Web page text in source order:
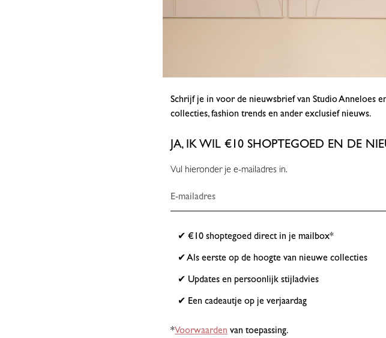
Schrijf je in voor de nieuwsbrief van Studio Anneloes
collecties, fashion trends en ander exclusief nieuws.
JA, IK WIL €10 SHOPTEGOED EN DE
Vul hieronder je e-mailadres in.
✔ €10 shoptegoed direct in je mailbox*
✔ Als eerste op de hoogte van nieuwe collecties
✔ Updates en persoonlijk stijladvies
✔ Een cadeautje op je verjaardag
*Voorwaarden van toepassing.